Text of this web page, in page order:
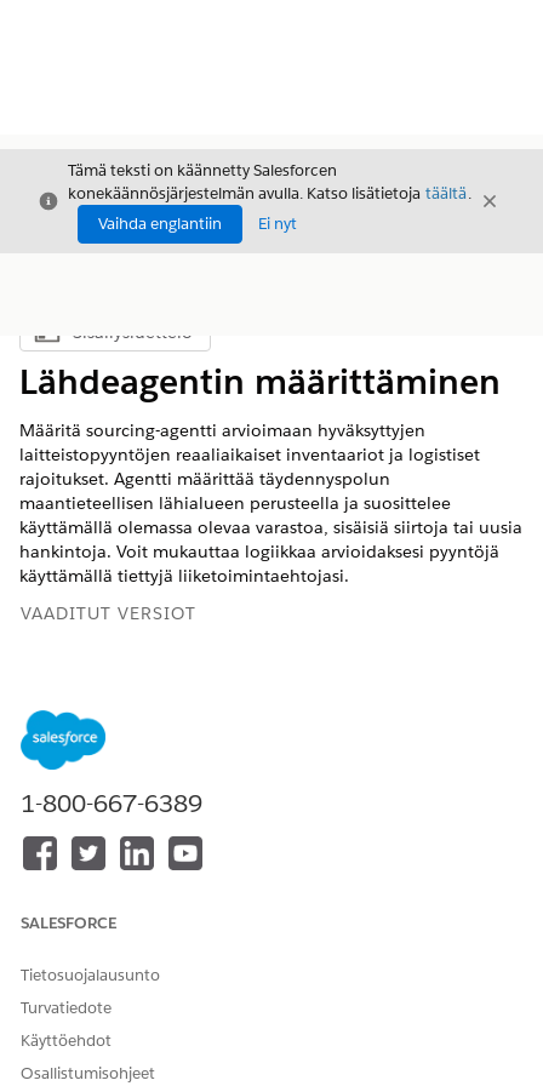
Sulje
Tämä teksti on käännetty Salesforcen
konekäännösjärjestelmän avulla. Katso lisätietoja täältä.
Vaihda englantiin
Ei nyt
Sulje
Näytä sisällysluettelo
Sisällysluettelo
Lähdeagentin määrittäminen
Määritä sourcing-agentti arvioimaan hyväksyttyjen
laitteistopyyntöjen reaaliaikaiset inventaariot ja logistiset
rajoitukset. Agentti määrittää täydennyspolun
maantieteellisen lähialueen perusteella ja suosittelee
käyttämällä olemassa olevaa varastoa, sisäisiä siirtoja tai uusia
hankintoja. Voit mukauttaa logiikkaa arvioidaksesi pyyntöjä
käyttämällä tiettyjä liiketoimintaehtojasi.
VAADITUT VERSIOT
Käytettävissä:
Unlimited
palvelun avulla.
TARVITTAVAT KÄYTTÖOIKEUDET
Inventaarion hallintaoikeus
mukautusoikeus
Agenttien hallintaoikeus
1-800-667-6389
SALESFORCE
Tietosuojalausunto
Turvatiedote
Käyttöehdot
Osallistumisohjeet